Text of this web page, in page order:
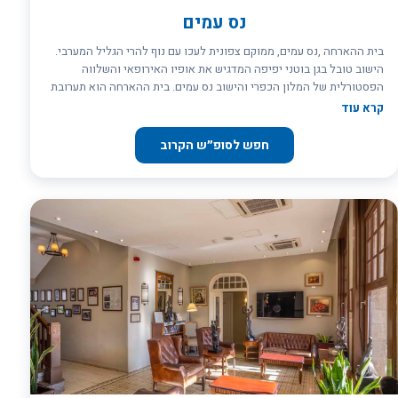
נס עמים
בית ההארחה ,נס עמים, ממוקם צפונית לעכו עם נוף להרי הגליל המערבי.
הישוב טובל בגן בוטני יפיפה המדגיש את אופיו האירופאי והשלווה
הפסטורלית של המלון הכפרי והישוב נס עמים. בית ההארחה הוא תערובת
ייחודית של תרבויות צפון אירופה וישראל, מציע חדרי מלון כפריים או
קונצרטים /בית תפילה ,חנות מזכרות וסיורים ביישוב.
קרא עוד
חפש לסופ״ש הקרוב